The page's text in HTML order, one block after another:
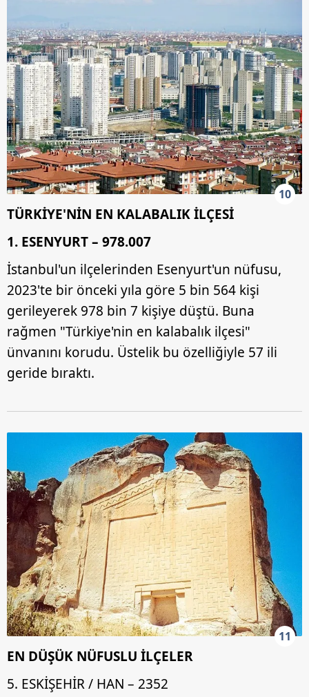
10
TÜRKİYE'NİN EN KALABALIK İLÇESİ
1. ESENYURT – 978.007
İstanbul'un ilçelerinden Esenyurt'un nüfusu,
2023'te bir önceki yıla göre 5 bin 564 kişi
gerileyerek 978 bin 7 kişiye düştü. Buna
rağmen "Türkiye'nin en kalabalık ilçesi"
ünvanını korudu. Üstelik bu özelliğiyle 57 ili
geride bıraktı.
11
EN DÜŞÜK NÜFUSLU İLÇELER
5. ESKİŞEHİR / HAN – 2352